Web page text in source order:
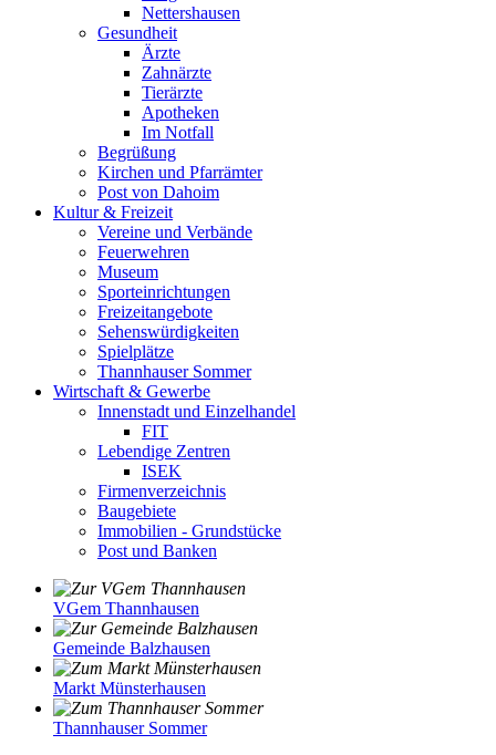
Nettershausen
Gesundheit
Ärzte
Zahnärzte
Tierärzte
Apotheken
Im Notfall
Begrüßung
Kirchen und Pfarrämter
Post von Dahoim
Kultur & Freizeit
Vereine und Verbände
Feuerwehren
Museum
Sporteinrichtungen
Freizeitangebote
Sehenswürdigkeiten
Spielplätze
Thannhauser Sommer
Wirtschaft & Gewerbe
Innenstadt und Einzelhandel
FIT
Lebendige Zentren
ISEK
Firmenverzeichnis
Baugebiete
Immobilien - Grundstücke
Post und Banken
VGem Thannhausen
Gemeinde Balzhausen
Markt Münsterhausen
Thannhauser Sommer